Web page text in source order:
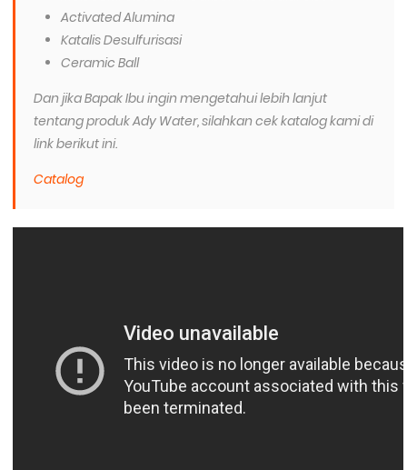
Activated Alumina
Katalis Desulfurisasi
Ceramic Ball
Dan jika Bapak Ibu ingin mengetahui lebih lanjut
tentang produk Ady Water, silahkan cek katalog kami di
link berikut ini.
Catalog